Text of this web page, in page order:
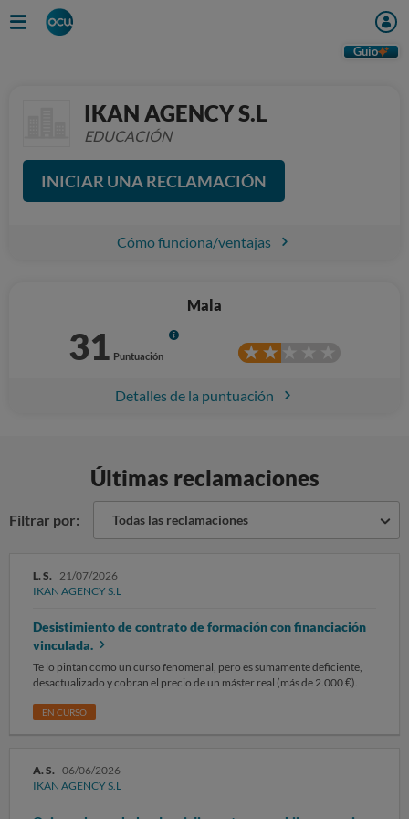
Guio
IKAN AGENCY S.L
EDUCACIÓN
INICIAR UNA RECLAMACIÓN
Cómo funciona/ventajas
Mala
31 Puntuación
Info
Detalles de la puntuación
Últimas reclamaciones
Filtrar por: Todas las reclamaciones
L. S. 21/07/2026
IKAN AGENCY S.L
Desistimiento de contrato de formación con financiación
vinculada.
Te lo pintan como un curso fenomenal, pero es sumamente deficiente,
desactualizado y cobran el precio de un máster real (más de 2.000 €).
sorpresa al ir a agendar la cita con su colaborador (que nunca hice
esta página), YouTube o Instagram: todos son sus contactos y
colaboradores de él mismo. Operan de la misma manera y forman una
EN CURSO
A. S. 06/06/2026
IKAN AGENCY S.L